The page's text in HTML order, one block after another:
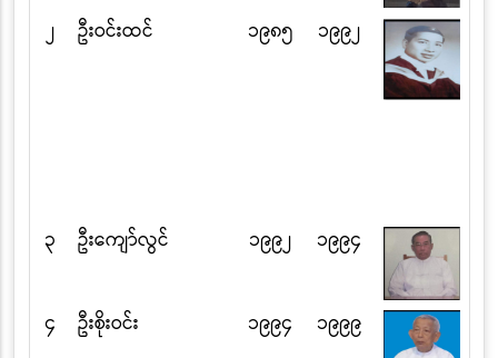
၂ ဦးဝင်းထင် ၁၉၈၅ ၁၉၉၂
၃ ဦးကျော်လွင် ၁၉၉၂ ၁၉၉၄
၄ ဦးစိုးဝင်း ၁၉၉၄ ၁၉၉၉